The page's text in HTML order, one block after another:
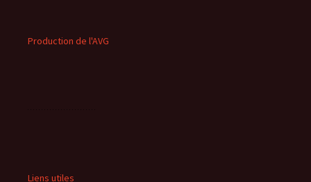
Production de l'AVG
Liens utiles